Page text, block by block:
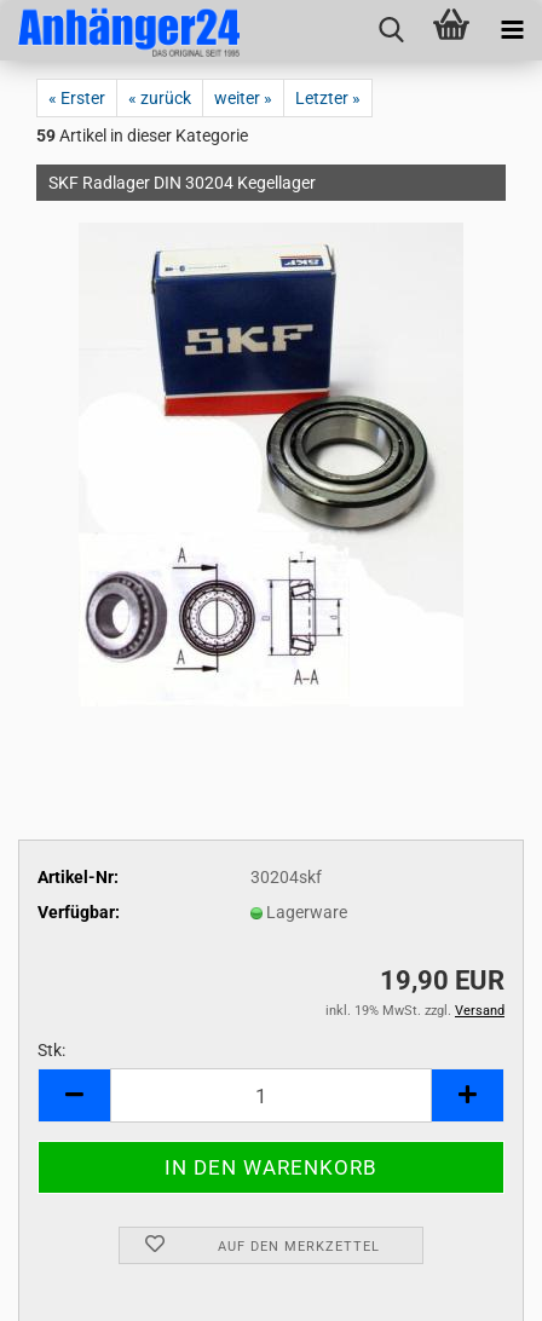
« Erster « zurück weiter »
Letzter »
59Artikel in dieser Kategorie
SKF Radlager DIN 30204 Kegellager
Artikel-Nr:
30204skf
Verfügbar:
Lagerware
19,90 EUR
inkl. 19% MwSt. zzgl. Versand
Stk:
AUF DEN MERKZETTEL